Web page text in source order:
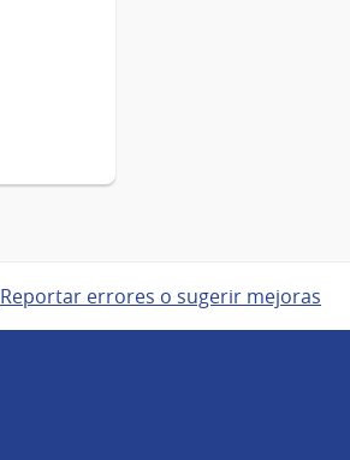
Reportar errores o sugerir mejoras